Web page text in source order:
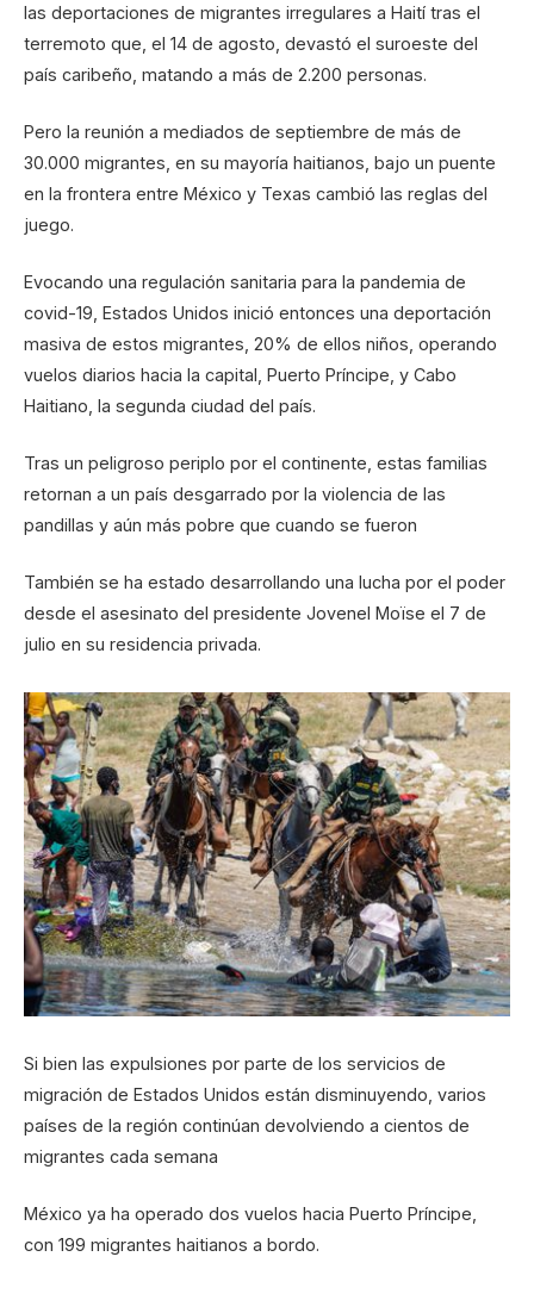
las deportaciones de migrantes irregulares a Haití tras el
terremoto que, el 14 de agosto, devastó el suroeste del
país caribeño, matando a más de 2.200 personas.
Pero la reunión a mediados de septiembre de más de
30.000 migrantes, en su mayoría haitianos, bajo un puente
en la frontera entre México y Texas cambió las reglas del
juego.
Evocando una regulación sanitaria para la pandemia de
covid-19, Estados Unidos inició entonces una deportación
masiva de estos migrantes, 20% de ellos niños, operando
vuelos diarios hacia la capital, Puerto Príncipe, y Cabo
Haitiano, la segunda ciudad del país.
Tras un peligroso periplo por el continente, estas familias
retornan a un país desgarrado por la violencia de las
pandillas y aún más pobre que cuando se fueron
También se ha estado desarrollando una lucha por el poder
desde el asesinato del presidente Jovenel Moïse el 7 de
julio en su residencia privada.
Si bien las expulsiones por parte de los servicios de
migración de Estados Unidos están disminuyendo, varios
países de la región continúan devolviendo a cientos de
migrantes cada semana
México ya ha operado dos vuelos hacia Puerto Príncipe,
con 199 migrantes haitianos a bordo.